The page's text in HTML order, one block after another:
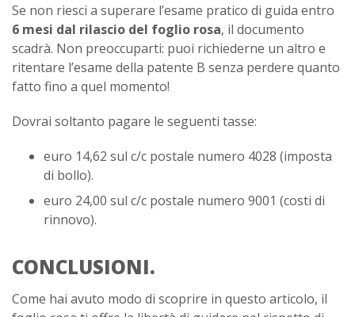
Se non riesci a superare l’esame pratico di guida entro
6 mesi dal rilascio del foglio rosa, il documento
scadrà. Non preoccuparti: puoi richiederne un altro e
ritentare l’esame della patente B senza perdere quanto
fatto fino a quel momento!
Dovrai soltanto pagare le seguenti tasse:
euro 14,62 sul c/c postale numero 4028 (imposta
di bollo).
euro 24,00 sul c/c postale numero 9001 (costi di
rinnovo).
CONCLUSIONI.
Come hai avuto modo di scoprire in questo articolo, il